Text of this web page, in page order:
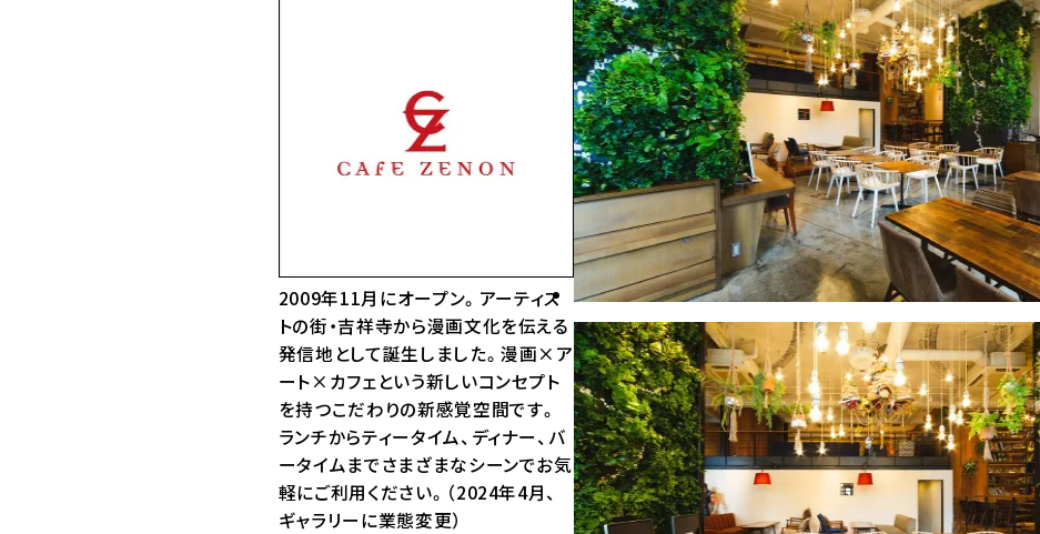
2009年11月にオープン。アーティス
トの街・吉祥寺から漫画文化を伝える
発信地として誕生しました。漫画×ア
ート×カフェという新しいコンセプト
を持つこだわりの新感覚空間です。
ランチからティータイム、ディナー、バ
ータイムまでさまざまなシーンでお気
軽にご利用ください。（2024年4月、
ギャラリーに業態変更）